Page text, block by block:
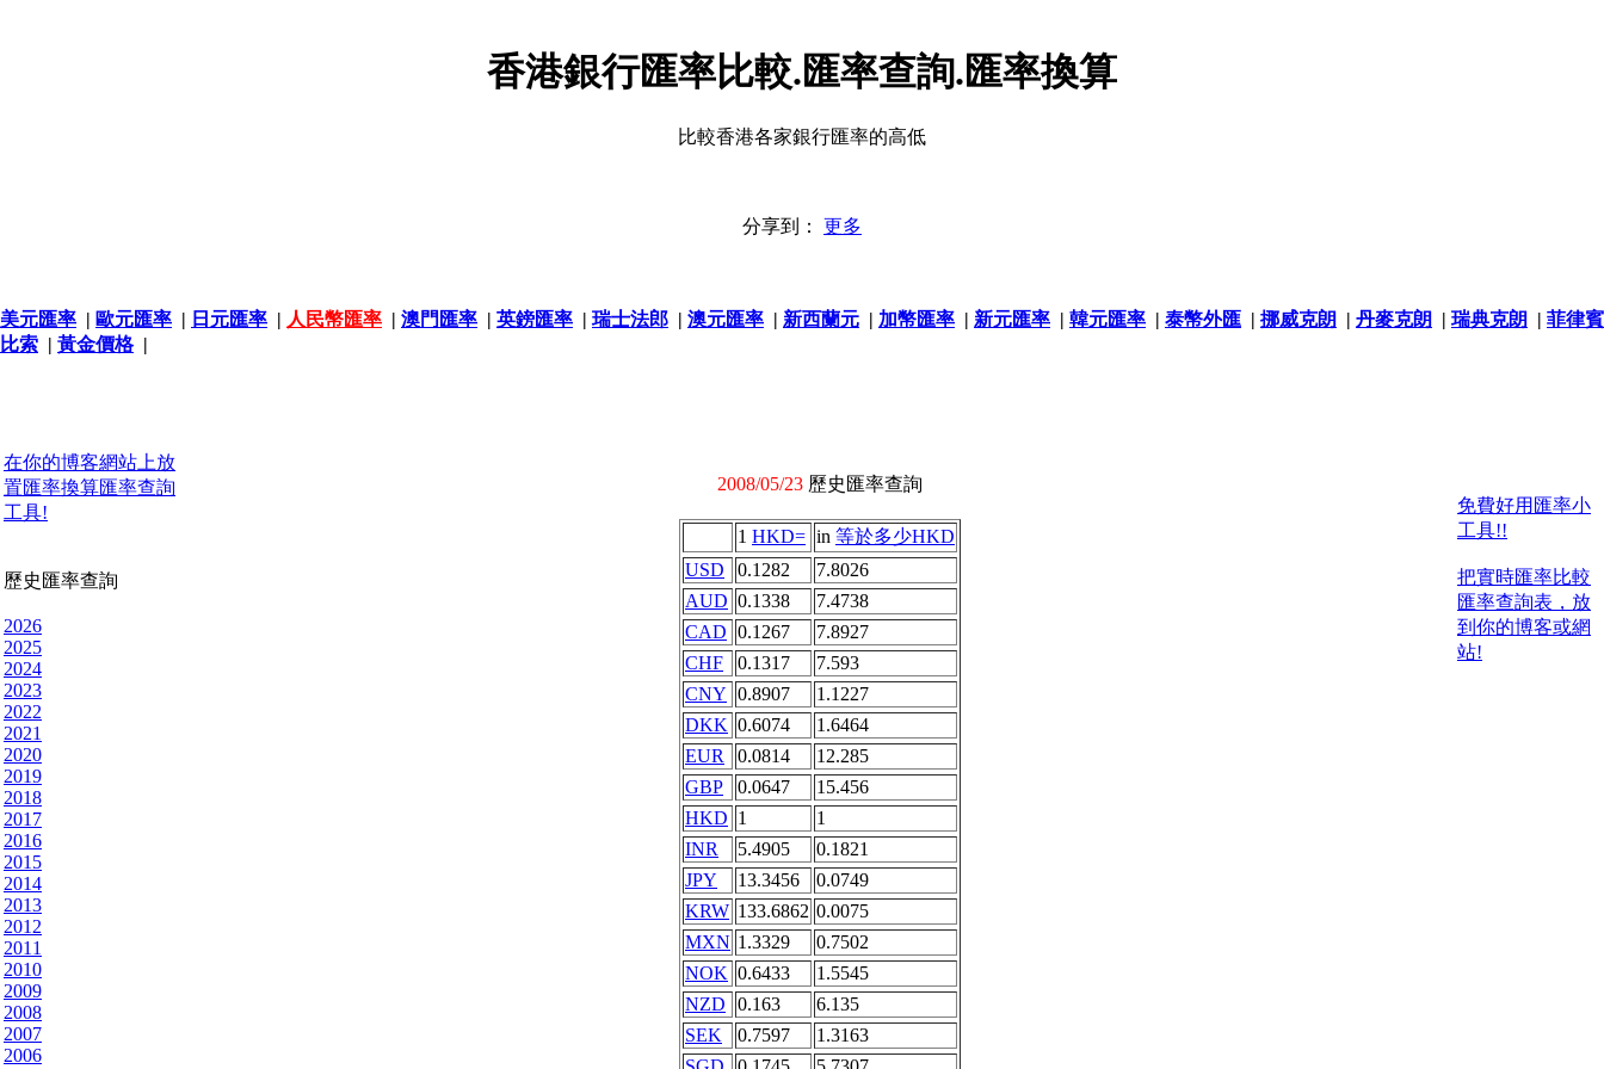
香港銀行匯率比較.匯率查詢.匯率換算
比較香港各家銀行匯率的高低
分享到： 更多
美元匯率 | 歐元匯率 | 日元匯率 | 人民幣匯率 | 澳門匯率 | 英鎊匯率 | 瑞士法郎 | 澳元匯率 | 新西蘭元 | 加幣匯率 | 新元匯率 | 韓元匯率 | 泰幣外匯 | 挪威克朗 | 丹麥克朗 | 瑞典克朗 | 菲律賓
比索 | 黃金價格|
在你的博客網站上放
置匯率換算匯率查詢
工具!
歷史匯率查詢
2026
2025
2024
2023
2022
2021
2020
2019
2018
2017
2016
2015
2014
2013
2012
2011
2010
2009
2008
2007
2006
2008/05/23 歷史匯率查詢
1 HKD= in 等於多少HKD
USD
0.1282
7.8026
AUD 0.1338
7.4738
CAD 0.1267
7.8927
CHF
0.1317
7.593
CNY 0.8907
1.1227
DKK 0.6074
1.6464
EUR
0.0814
12.285
GBP
0.0647
15.456
HKD 1
1
INR
5.4905
0.1821
JPY
13.3456
0.0749
KRW 133.6862 0.0075
MXN 1.3329
0.7502
NOK 0.6433
1.5545
NZD
0.163
6.135
SEK
0.7597
1.3163
免費好用匯率小
工具!!
把實時匯率比較
匯率查詢表，放
到你的博客或網
站!